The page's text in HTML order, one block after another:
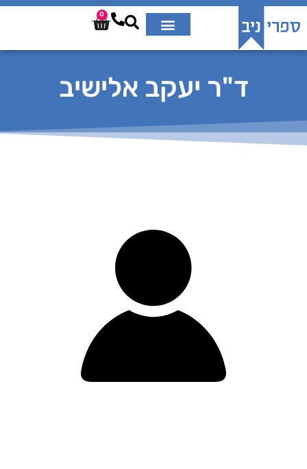
0
ד"ר יעקב אלישיב